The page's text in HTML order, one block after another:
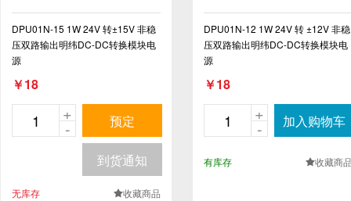
DPU01N-15 1W 24V 转±15V 非稳
压双路输出明纬DC-DC转换模块电
源
￥18
-
+ 预定
到货通知
无库存 .收藏商品
DPU01N-12 1W 24V 转 ±12V 非稳
压双路输出明纬DC-DC转换模块电
源
￥18
-
+ 加入购物车
有库存 .收藏商